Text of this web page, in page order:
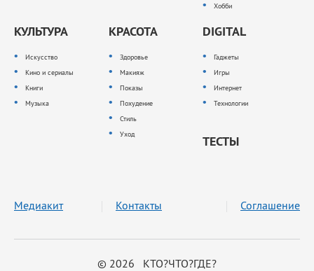
Хобби
КУЛЬТУРА
Искусство
Кино и сериалы
Книги
Музыка
КРАСОТА
Здоровье
Макияж
Показы
Похудение
Стиль
Уход
DIGITAL
Гаджеты
Игры
Интернет
Технологии
ТЕСТЫ
© 2026 КТО?ЧТО?ГДЕ?
Медиакит Контакты Соглашение